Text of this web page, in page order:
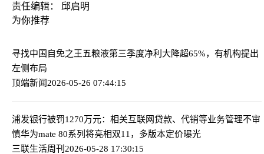
责任编辑： 邱启明
为你推荐
寻找中国自免之王五粮液第三季度净利大降超65%，有机构提出
左侧布局
顶端新闻2026-05-26 07:44:15
浦发银行被罚1270万元：相关互联网贷款、代销等业务管理不审
慎华为mate 80系列将亮相双11，多版本定价曝光
三联生活周刊 2026-05-28 17:30:15